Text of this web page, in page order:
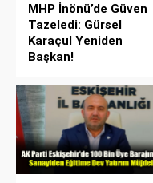
MHP İnönü’de Güven
Tazeledi: Gürsel
Karaçul Yeniden
Başkan!